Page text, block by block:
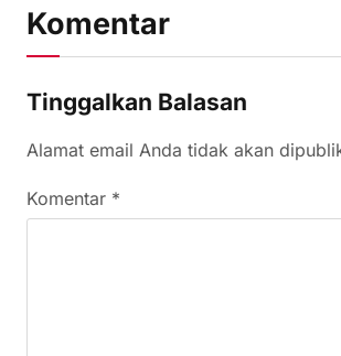
Komentar
Tinggalkan Balasan
Alamat email Anda tidak akan
Komentar *